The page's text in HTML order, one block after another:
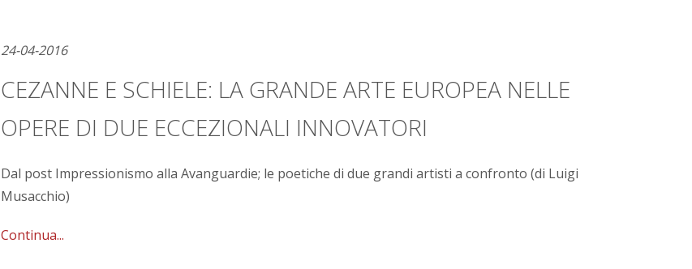
24-04-2016
CEZANNE E SCHIELE: LA GRANDE ARTE EUROPEA NELLE
OPERE DI DUE ECCEZIONALI INNOVATORI
Dal post Impressionismo alla Avanguardie; le poetiche di due grandi artisti a confronto (di Luigi
Musacchio)
Continua...